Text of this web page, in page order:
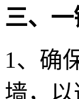
三、
1、确
墙，